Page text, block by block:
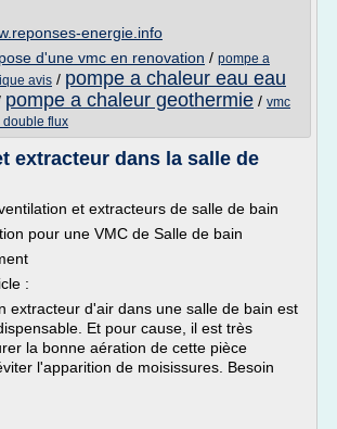
energie.info
pose d'une vmc en renovation / pompe a
avis / pompe a chaleur eau eau
pompe a chaleur geothermie / vmc
double flux
extracteur dans la salle de
et extracteurs de salle de bain
pour une VMC de Salle de bain
:
extracteur d'air dans une salle de bain est
Et pour cause, il est très
la bonne aération de cette pièce
l'apparition de moisissures. Besoin